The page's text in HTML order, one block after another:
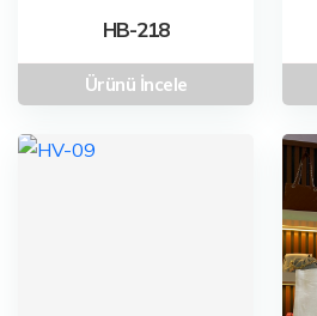
HB-218
Ürünü İncele